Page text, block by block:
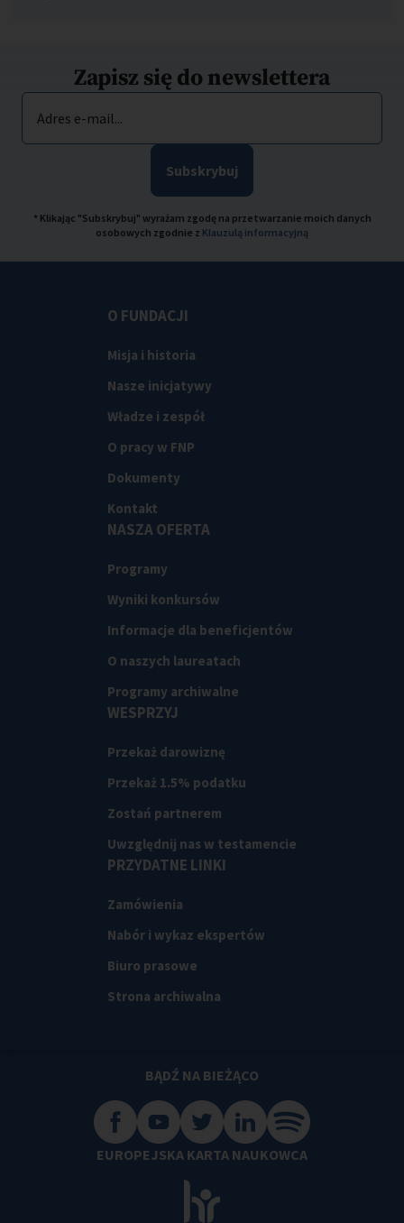
Zapisz się do newslettera
Adres e-mail...
Subskrybuj
* Klikając "Subskrybuj" wyrażam zgodę na przetwarzanie moich danych
osobowych zgodnie z Klauzulą informacyjną
O FUNDACJI
Misja i historia
Nasze inicjatywy
Władze i zespół
O pracy w FNP
Dokumenty
Kontakt
NASZA OFERTA
Programy
Wyniki konkursów
Informacje dla beneficjentów
O naszych laureatach
Programy archiwalne
WESPRZYJ
Przekaż darowiznę
Przekaż 1.5% podatku
Zostań partnerem
Uwzględnij nas w testamencie
PRZYDATNE LINKI
Zamówienia
Nabór i wykaz ekspertów
Biuro prasowe
Strona archiwalna
BĄDŹ NA BIEŻĄCO
EUROPEJSKA KARTA NAUKOWCA